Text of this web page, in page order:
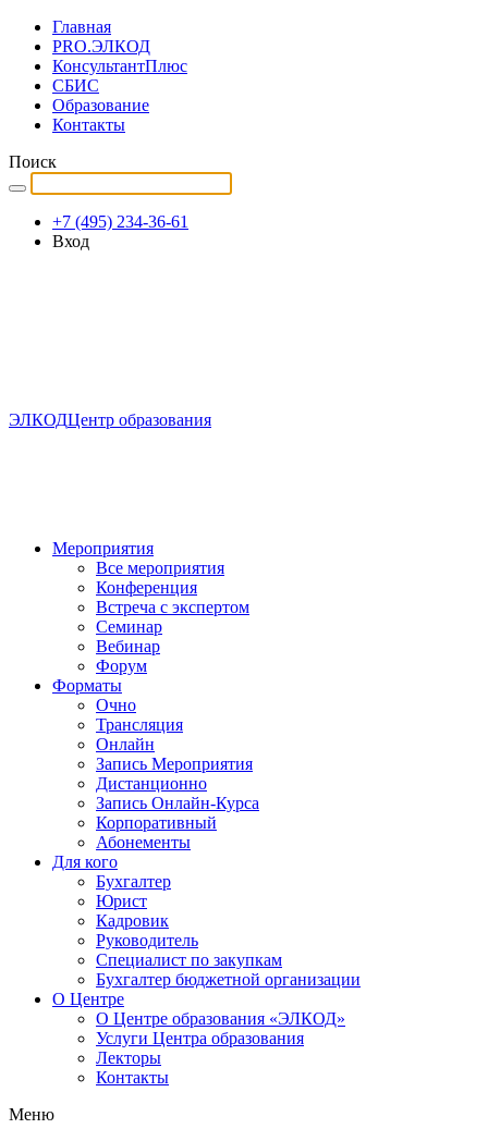
Главная
PRO.ЭЛКОД
КонсультантПлюс
СБИС
Образование
Контакты
Поиск
+7 (495) 234-36-61
Вход
ЭЛКОДЦентр образования
Мероприятия
Все мероприятия
Конференция
Встреча с экспертом
Семинар
Вебинар
Форум
Форматы
Очно
Трансляция
Онлайн
Запись Мероприятия
Дистанционно
Запись Онлайн-Курса
Корпоративный
Абонементы
Для кого
Бухгалтер
Юрист
Кадровик
Руководитель
Специалист по закупкам
Бухгалтер бюджетной организации
О Центре
О Центре образования «ЭЛКОД»
Услуги Центра образования
Лекторы
Контакты
Меню